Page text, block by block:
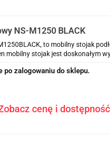
NS-M1250 BLACK
to mobilny stojak
mobilny stojak jest doskonałym
po zalogowaniu do sklepu.
cenę i